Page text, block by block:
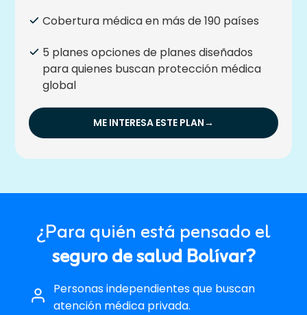
Cobertura médica en más de 190 países
5 planes opciones de planes diseñados
para quienes buscan protección médica
global
ME INTERESA ESTE PLAN→
¿Para quién está pensado el
seguro de salud Bolívar?
Personas independientes que buscan
atención médica privada.